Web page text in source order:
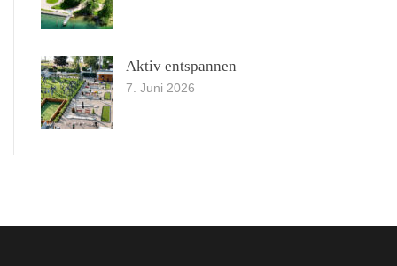
Aktiv entspannen
7. Juni 2026